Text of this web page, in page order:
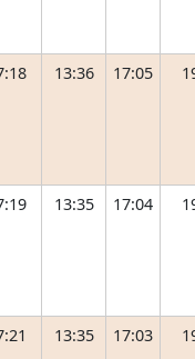
13:36 17:05
13:35 17:04
13:35 17:03